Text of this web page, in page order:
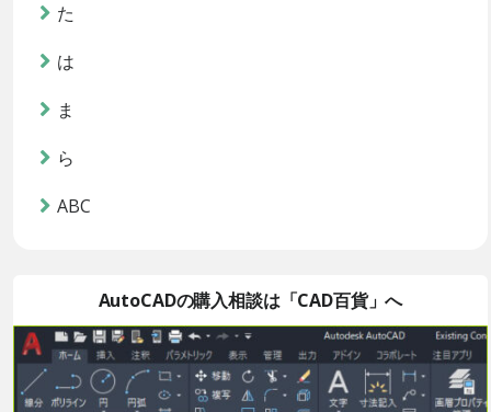
た
は
ま
ら
ABC
AutoCADの購入相談は「CAD百貨」へ